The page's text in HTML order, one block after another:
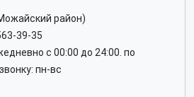
район)
39-35
с 00:00 до 24:00. по
пн-вс